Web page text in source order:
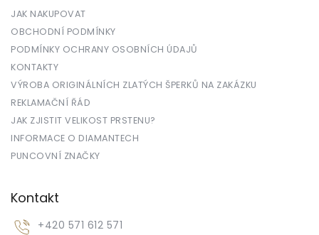
JAK NAKUPOVAT
OBCHODNÍ PODMÍNKY
PODMÍNKY OCHRANY OSOBNÍCH ÚDAJŮ
KONTAKTY
VÝROBA ORIGINÁLNÍCH ZLATÝCH ŠPERKŮ NA ZAKÁZKU
REKLAMAČNÍ ŘÁD
JAK ZJISTIT VELIKOST PRSTENU?
INFORMACE O DIAMANTECH
PUNCOVNÍ ZNAČKY
Kontakt
+420 571 612 571